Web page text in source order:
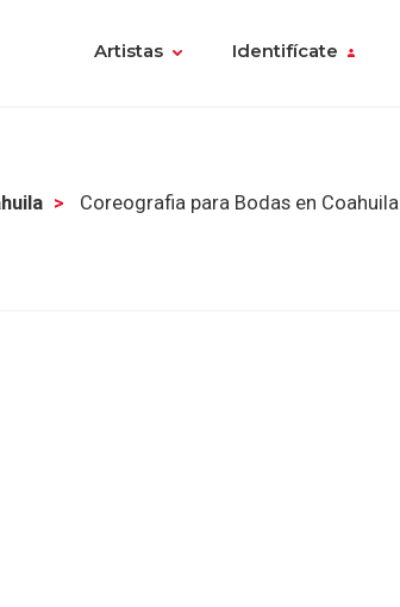
Artistas Identifícate
Coreografia para Bodas en Coahuila